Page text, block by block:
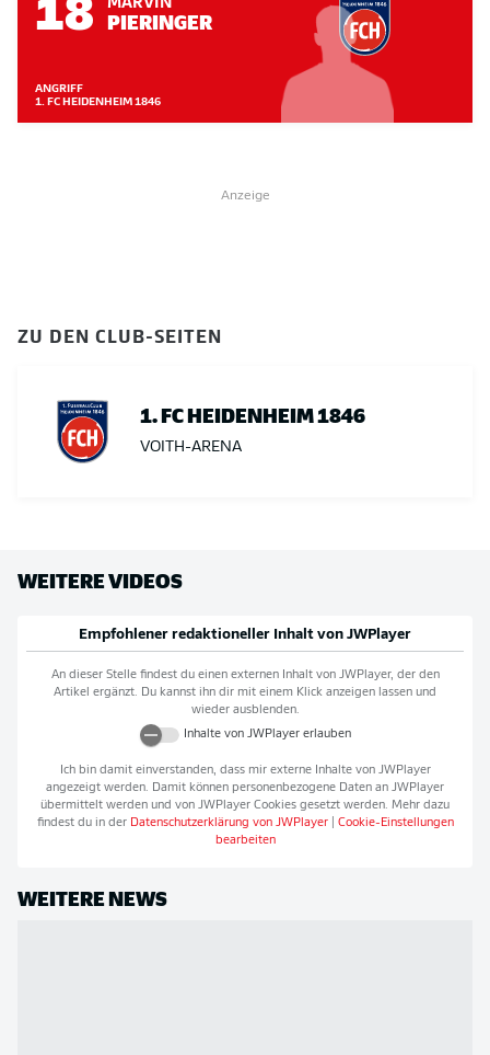
MARVIN
PIERINGER
ANGRIFF
1. FC HEIDENHEIM 1846
Anzeige
ZU DEN CLUB-SEITEN
1. FC HEIDENHEIM 1846
VOITH-ARENA
WEITERE VIDEOS
Empfohlener redaktioneller Inhalt von JWPlayer
An dieser Stelle findest du einen externen Inhalt von JWPlayer, der den
Artikel ergänzt. Du kannst ihn dir mit einem Klick anzeigen lassen und
wieder ausblenden.
Inhalte von JWPlayererlauben
Ich bin damit einverstanden, dass mir externe Inhalte von JWPlayer
angezeigt werden. Damit können personenbezogene Daten an JWPlayer
übermittelt werden und von JWPlayer Cookies gesetzt werden. Mehr dazu
findest du in der Datenschutzerklärung von JWPlayer| Cookie-Einstellungen
bearbeiten
WEITERE NEWS